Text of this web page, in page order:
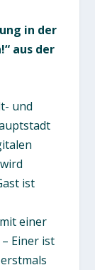
in der
aus der
und
ist
einer
Einer ist